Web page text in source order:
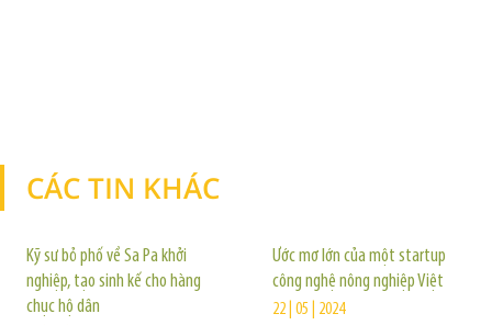
CÁC TIN KHÁC
Kỹ sư bỏ phố về Sa Pa khởi
nghiệp, tạo sinh kế cho hàng
chục hộ dân
Ước mơ lớn của một startup
công nghệ nông nghiệp Việt
22 | 05 | 2024